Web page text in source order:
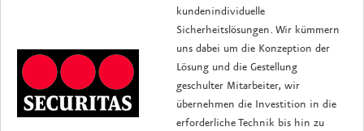
kundenindividuelle
Sicherheitslösungen. Wir kümmern
uns dabei um die Konzeption der
Lösung und die Gestellung
geschulter Mitarbeiter, wir
übernehmen die Investition in die
erforderliche Technik bis hin zu